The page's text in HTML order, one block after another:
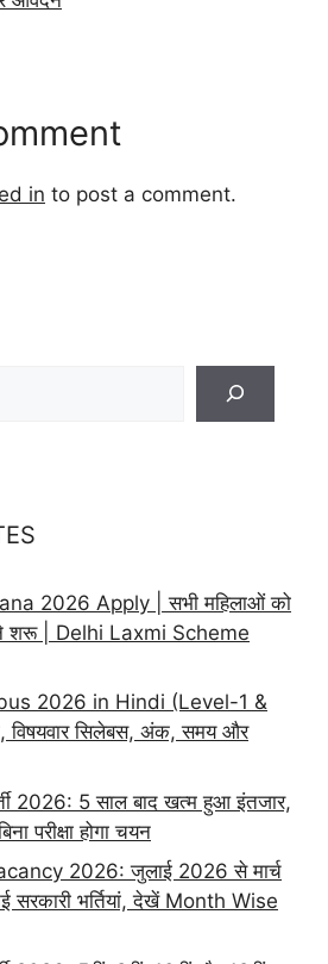
in to post a comment.
2026 Apply | सभी महिलाओं को
शरू | Delhi Laxmi Scheme
2026 in Hindi (Level-1 &
विषयवार सिलेबस, अंक, समय और
2026: 5 साल बाद खत्म हुआ इंतजार,
परीक्षा होगा चयन
2026: जुलाई 2026 से मार्च
भर्तियां, देखें Month Wise